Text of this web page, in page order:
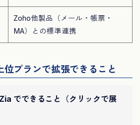
Zoho他製品（メール・帳票・
MA）との標準連携
位プランで拡張できること
でできること（クリックで展